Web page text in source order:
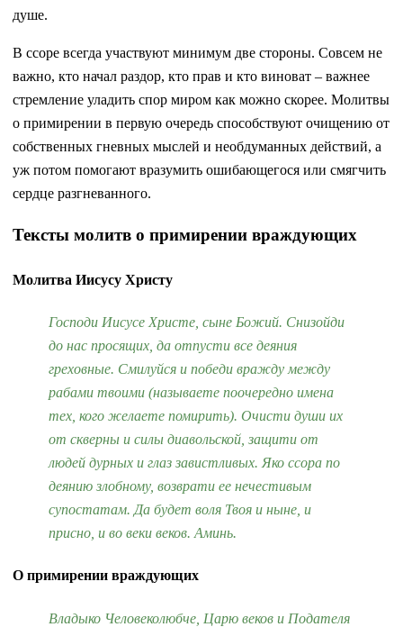
душе.
В ссоре всегда участвуют минимум две стороны. Совсем не
важно, кто начал раздор, кто прав и кто виноват – важнее
стремление уладить спор миром как можно скорее. Молитвы
о примирении в первую очередь способствуют очищению от
собственных гневных мыслей и необдуманных действий, а
уж потом помогают вразумить ошибающегося или смягчить
сердце разгневанного.
Тексты молитв о примирении враждующих
Молитва Иисусу Христу
Господи Иисусе Христе, сыне Божий. Снизойди
до нас просящих, да отпусти все деяния
греховные. Смилуйся и победи вражду между
рабами твоими (называете поочередно имена
тех, кого желаете помирить). Очисти души их
от скверны и силы диавольской, защити от
людей дурных и глаз завистливых. Яко ссора по
деянию злобному, возврати ее нечестивым
супостатам. Да будет воля Твоя и ныне, и
присно, и во веки веков. Аминь.
О примирении враждующих
Владыко Человеколюбче, Царю веков и Подателя